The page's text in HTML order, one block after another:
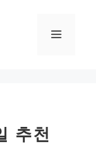
메
추천